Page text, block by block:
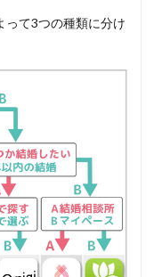
って3つの種類に分け